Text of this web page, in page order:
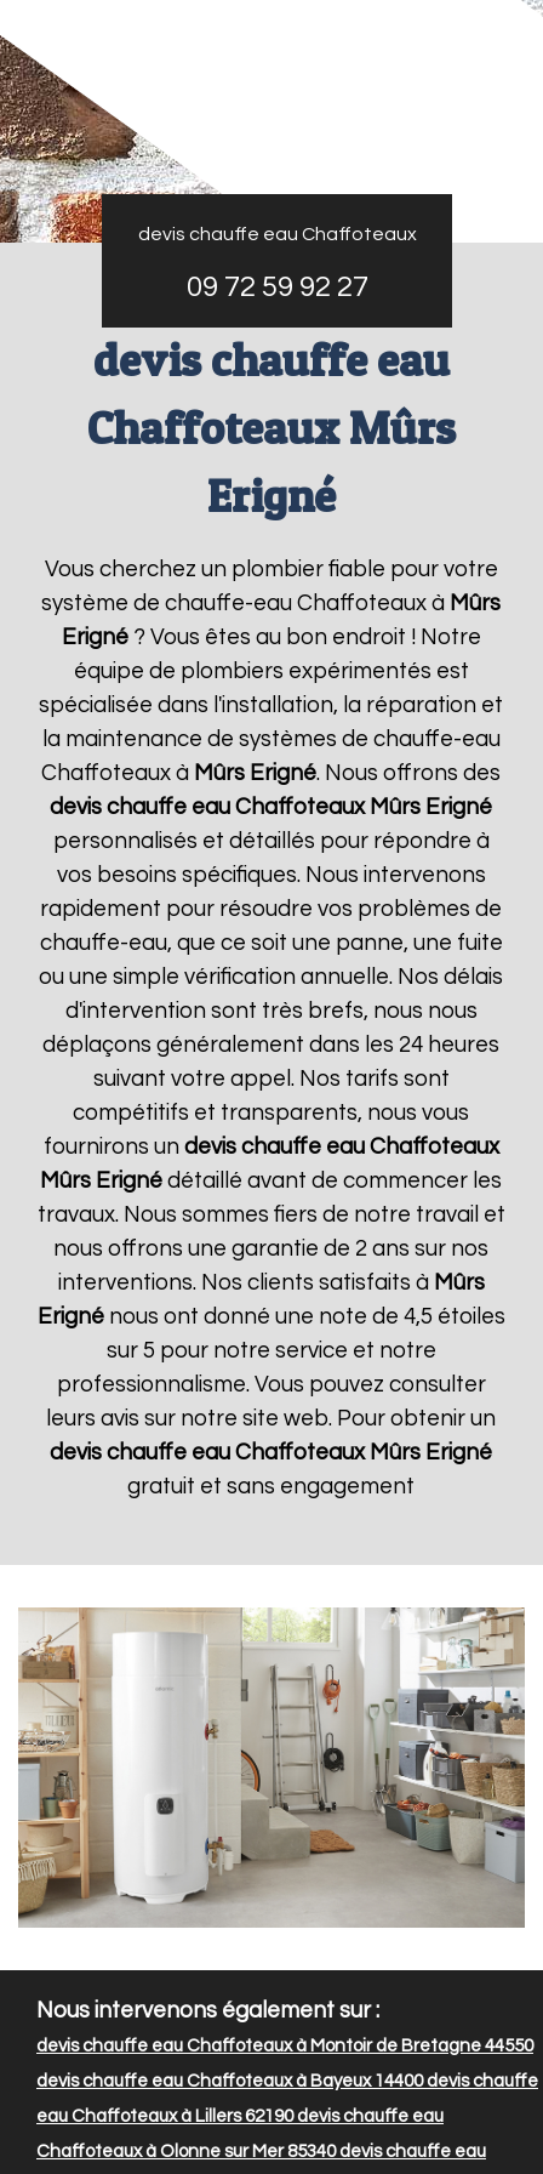
devis chauffe eau Chaffoteaux
09 72 59 92 27
devis chauffe eau
Chaffoteaux Mûrs
Erigné
Vous cherchez un plombier fiable pour votre
système de chauffe-eau Chaffoteaux à Mûrs
Erigné? Vous êtes au bon endroit ! Notre
équipe de plombiers expérimentés est
spécialisée dans l'installation, la réparation et
la maintenance de systèmes de chauffe-eau
Chaffoteaux à Mûrs Erigné. Nous offrons des
devis chauffe eau Chaffoteaux Mûrs Erigné
personnalisés et détaillés pour répondre à
vos besoins spécifiques. Nous intervenons
rapidement pour résoudre vos problèmes de
chauffe-eau, que ce soit une panne, une fuite
ou une simple vérification annuelle. Nos délais
d'intervention sont très brefs, nous nous
déplaçons généralement dans les 24 heures
suivant votre appel. Nos tarifs sont
compétitifs et transparents, nous vous
fournirons un devis chauffe eau Chaffoteaux
Mûrs Erigné détaillé avant de commencer les
travaux. Nous sommes fiers de notre travail et
nous offrons une garantie de 2 ans sur nos
interventions. Nos clients satisfaits à Mûrs
Erignénous ont donné une note de 4,5 étoiles
sur 5 pour notre service et notre
professionnalisme. Vous pouvez consulter
leurs avis sur notre site web. Pour obtenir un
devis chauffe eau Chaffoteaux Mûrs Erigné
gratuit et sans engagement
Nous intervenons également sur :
devis chauffe eau Chaffoteaux à Montoir de Bretagne 44550
devis chauffe eau Chaffoteaux à Bayeux 14400devis chauffe
eau Chaffoteaux à Lillers 62190devis chauffe eau
Chaffoteaux à Olonne sur Mer 85340devis chauffe eau